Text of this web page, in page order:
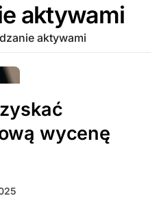
aktywami
aktywami
wycenę